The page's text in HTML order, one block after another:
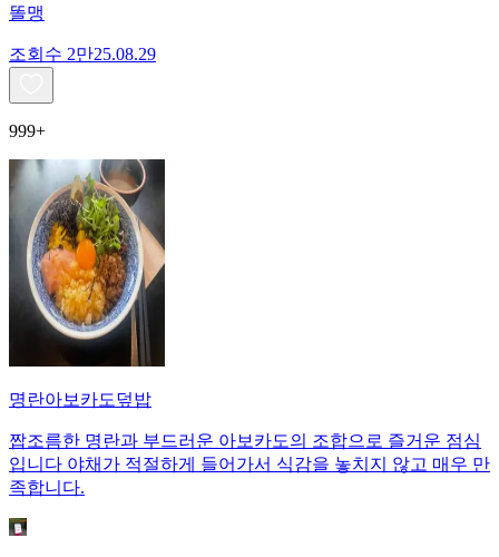
똘맹
조회수 2만25.08.29
999+
명란아보카도덮밥
짭조름한 명란과 부드러운 아보카도의 조합으로 즐거운 점심
입니다 야채가 적절하게 들어가서 식감을 놓치지 않고 매우 만
족합니다.